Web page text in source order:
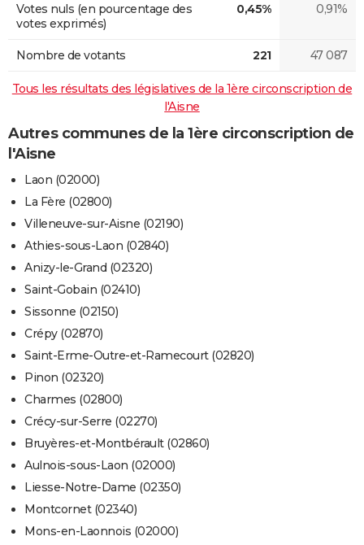
Votes nuls (en pourcentage des
votes exprimés)
0,45% 0,91%
Nombre de votants 221 47 087
Tous les résultats des législatives de la 1ère circonscription de
l'Aisne
Autres communes de la 1ère circonscription de
l'Aisne
Laon (02000)
La Fère (02800)
Villeneuve-sur-Aisne (02190)
Athies-sous-Laon (02840)
Anizy-le-Grand (02320)
Saint-Gobain (02410)
Sissonne (02150)
Crépy (02870)
Saint-Erme-Outre-et-Ramecourt (02820)
Pinon (02320)
Charmes (02800)
Crécy-sur-Serre (02270)
Bruyères-et-Montbérault (02860)
Aulnois-sous-Laon (02000)
Liesse-Notre-Dame (02350)
Montcornet (02340)
Mons-en-Laonnois (02000)